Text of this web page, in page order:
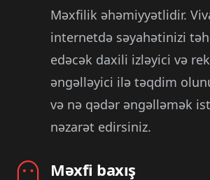
Məxfilik əhəmiyyətlidir.
internetdə səyahətinizi
edəcək daxili izləyici və
əngəlləyici ilə təqdim
və nə qədər əngəlləmək
nəzarət edirsiniz.
Məxfi baxış